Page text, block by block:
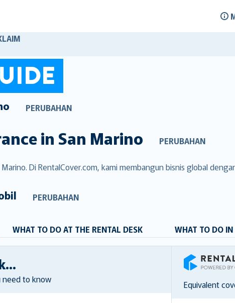
PERUBAHAN
inSan Marino PERUBAHAN
Marino. Di RentalCover.com, kami membangun bisnis global
PERUBAHAN
WHAT TO DO AT THE RENTAL DESK WHAT TO DO
need to know RentalCover
Equivalent